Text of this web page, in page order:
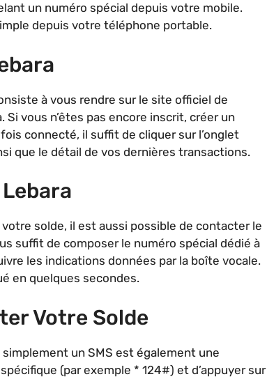
un numéro spécial depuis votre mobile.
depuis votre téléphone portable.
à vous rendre sur le site officiel de
vous n’êtes pas encore inscrit, créer un
connecté, il suffit de cliquer sur l’onglet
que le détail de vos dernières transactions.
solde, il est aussi possible de contacter le
suffit de composer le numéro spécial dédié à
les indications données par la boîte vocale.
en quelques secondes.
Votre Solde
un SMS est également une
(par exemple * 124#) et d’appuyer sur